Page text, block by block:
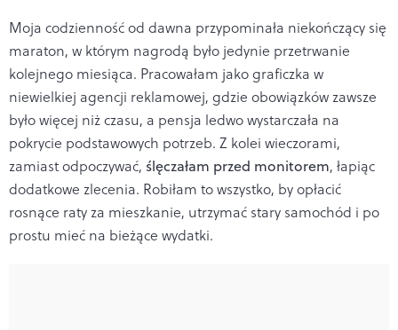
Moja codzienność od dawna przypominała niekończący się
maraton, w którym nagrodą było jedynie przetrwanie
kolejnego miesiąca. Pracowałam jako graficzka w
niewielkiej agencji reklamowej, gdzie obowiązków zawsze
było więcej niż czasu, a pensja ledwo wystarczała na
pokrycie podstawowych potrzeb. Z kolei wieczorami,
zamiast odpoczywać, ślęczałam przed monitorem, łapiąc
dodatkowe zlecenia. Robiłam to wszystko, by opłacić
rosnące raty za mieszkanie, utrzymać stary samochód i po
prostu mieć na bieżące wydatki.